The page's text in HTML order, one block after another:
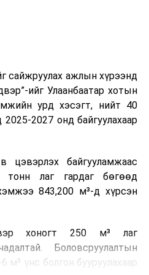
байдлыг хангах зэрэг
хөтөлбөрт тусгажээ.
лекц, асуулт-хариулт,
багаар ажиллах дасгал,
ажиллах дадлага зэрэг
зохион байгуулж
хорооны Ажлын алба,
Автотээврийн үндэсний
албаны холбогдох
сайжруулах ажлын хүрээнд
ийг Улаанбаатар хотын
урд хэсэгт, нийт 40
2027 онд байгуулахаар
цэвэрлэх байгууламжаас
тонн лаг гардаг бөгөөд
843,200 м³-д хүрсэн
хоногт 250 м³ лаг
Боловсруулалтын
м³ үнс болгон бууруулахаар